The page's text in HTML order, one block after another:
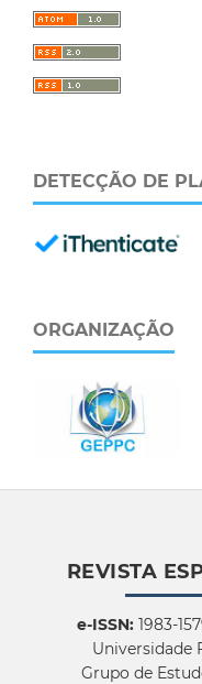
DETECÇÃO DE
ORGANIZAÇÃO
REVISTA
e-ISSN:1983-
Universidade
Grupo de